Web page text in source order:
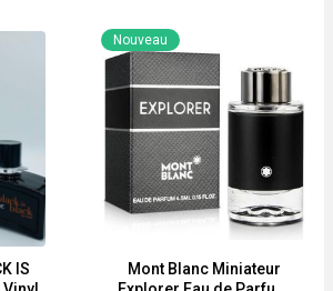
Mont Blanc Miniateur
Nouveau